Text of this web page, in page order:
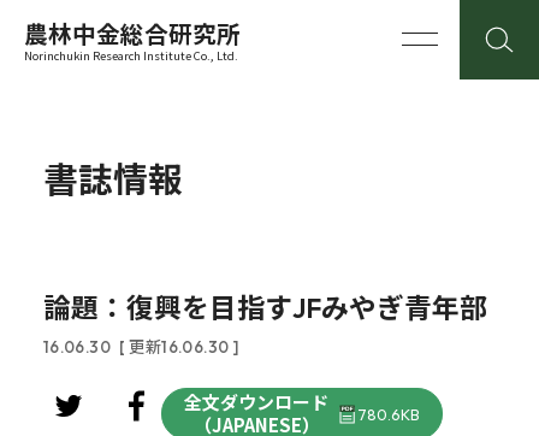
農林中金総合研究所
Norinchukin Research Institute Co., Ltd.
書誌情報
論題：復興を目指すJFみやぎ青年部
16.06.30 [ 更新16.06.30 ]
全文ダウンロード
（JAPANESE）
780.6KB